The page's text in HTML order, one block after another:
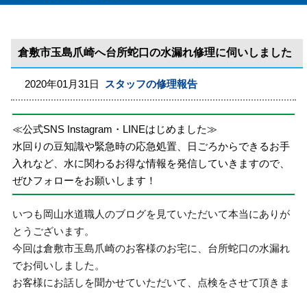
倉敷市玉島爪崎へ台所蛇口の水漏れ修理に伺いしました
2020年01月31日 スタッフの修理報告
≪公式SNS Instagram・LINEはじめました≫
水回りの豆知識や緊急時の応急処置、日ごろからできるお手
入れなど、水に関わるお得な情報を発信していきますので、
ぜひフォローをお願いします！
いつも岡山水道職人のブログを見ていただいて本当にありが
とうございます。
今回は倉敷市玉島爪崎のお客様のお宅に、台所蛇口の水漏れ
でお伺いしました。
お客様にお話しを聞かせていただいて、点検をさせて頂きま